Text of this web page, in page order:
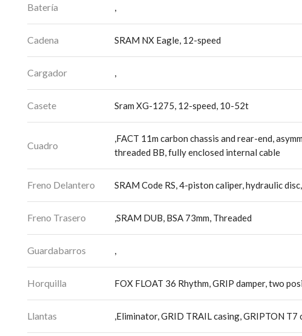
Batería ,
Cadena SRAM NX Eagle, 12-speed
Cargador ,
Casete Sram XG-1275, 12-speed, 10-52t
Cuadro
,FACT 11m carbon chassis and rear-end,
threaded BB, fully enclosed internal cable
Freno Delantero SRAM Code RS, 4-piston caliper, hydraulic
Freno Trasero ,SRAM DUB, BSA 73mm, Threaded
Guardabarros ,
Horquilla FOX FLOAT 36 Rhythm, GRIP damper, two
Llantas ,Eliminator, GRID TRAIL casing, GRIPTON T7